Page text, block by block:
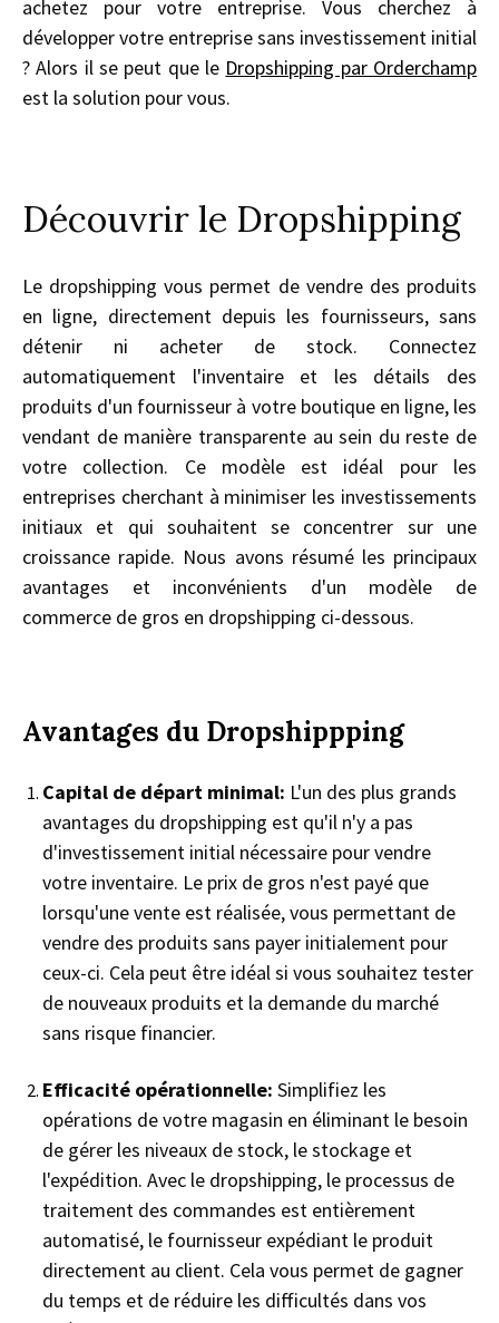
achetez pour votre entreprise. Vous cherchez à
développer votre entreprise sans investissement initial
? Alors il se peut que le Dropshipping par Orderchamp
est la solution pour vous.
Découvrir le Dropshipping
Le dropshipping vous permet de vendre des produits
en ligne, directement depuis les fournisseurs, sans
détenir ni acheter de stock. Connectez
automatiquement l'inventaire et les détails des
produits d'un fournisseur à votre boutique en ligne, les
vendant de manière transparente au sein du reste de
votre collection. Ce modèle est idéal pour les
entreprises cherchant à minimiser les investissements
initiaux et qui souhaitent se concentrer sur une
croissance rapide. Nous avons résumé les principaux
avantages et inconvénients d'un modèle de
commerce de gros en dropshipping ci-dessous.
Avantages du Dropshippping
Capital de départ minimal: L'un des plus grands
avantages du dropshipping est qu'il n'y a pas
d'investissement initial nécessaire pour vendre
votre inventaire. Le prix de gros n'est payé que
lorsqu'une vente est réalisée, vous permettant de
vendre des produits sans payer initialement pour
ceux-ci. Cela peut être idéal si vous souhaitez tester
de nouveaux produits et la demande du marché
sans risque financier.
Efficacité opérationnelle: Simplifiez les
opérations de votre magasin en éliminant le besoin
de gérer les niveaux de stock, le stockage et
l'expédition. Avec le dropshipping, le processus de
traitement des commandes est entièrement
automatisé, le fournisseur expédiant le produit
directement au client. Cela vous permet de gagner
du temps et de réduire les difficultés dans vos